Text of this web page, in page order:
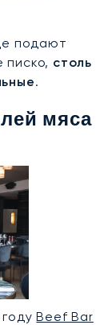
подают
писко, столь
.
мяса
годуBeef Bar